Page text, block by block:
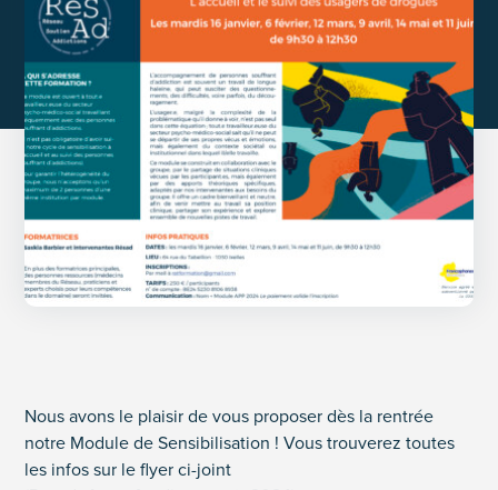
Nous avons le plaisir de vous proposer dès la rentrée
notre Module de Sensibilisation ! Vous trouverez toutes
les infos sur le flyer ci-joint